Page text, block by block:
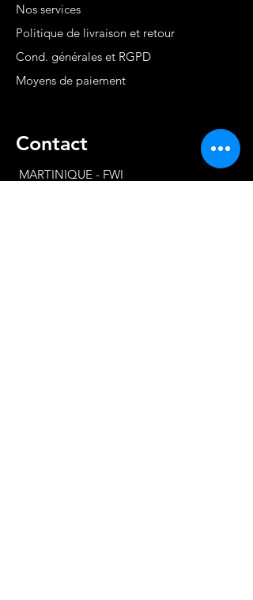
Nos services
Politique de livraison et retour
Cond. générales et RGPD
Moyens de paiement
Contact
MARTINIQUE - FWI